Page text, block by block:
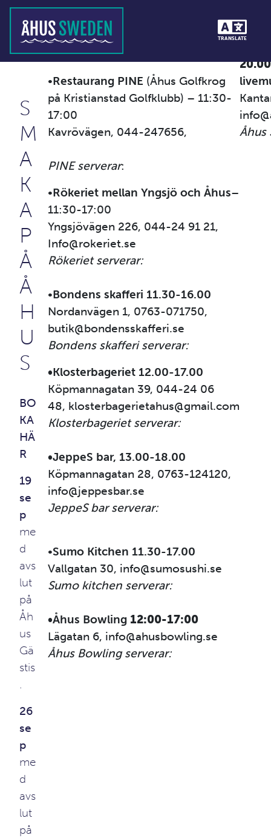
TRANSLATE
S
M
A
K
A
P
Å
Å
H
U
S
BO
KA
HÄ
R
19
se
p
me
d
avs
lut
på
Åh
us
Gä
stis
.
26
se
p
me
d
avs
lut
på
Krogar 26 september
•Restaurang PINE (Åhus Golfkrog
på Kristianstad Golfklubb) – 11:30-
17:00
Kavrövägen, 044-247656,
PINE serverar:
•Rökeriet mellan Yngsjö och Åhus–
11:30-17:00
Yngsjövägen 226, 044-24 91 21,
Info@rokeriet.se
Rökeriet serverar:
•Bondens skafferi 11.30-16.00
Nordanvägen 1, 0763-071750,
butik@bondensskafferi.se
Bondens skafferi serverar:
•Klosterbageriet 12.00-17.00
Köpmannagatan 39, 044-24 06
48, klosterbagerietahus@gmail.com
Klosterbageriet serverar:
•JeppeS bar, 13.00-18.00
Köpmannagatan 28, 0763-124120,
info@jeppesbar.se
JeppeS bar serverar:
•Sumo Kitchen 11.30-17.00
Vallgatan 30, info@sumosushi.se
Sumo kitchen serverar:
•Åhus Bowling 12:00-17:00
Lägatan 6, info@ahusbowling.se
Åhus Bowling serverar:
20.00
Åhus